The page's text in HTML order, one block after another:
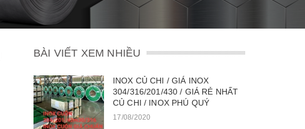
BÀI VIẾT XEM NHIỀU
INOX CỦ CHI / GIÁ INOX
304/316/201/430 / GIÁ RẺ NHẤT
CỦ CHI / INOX PHÚ QUÝ
17/08/2020